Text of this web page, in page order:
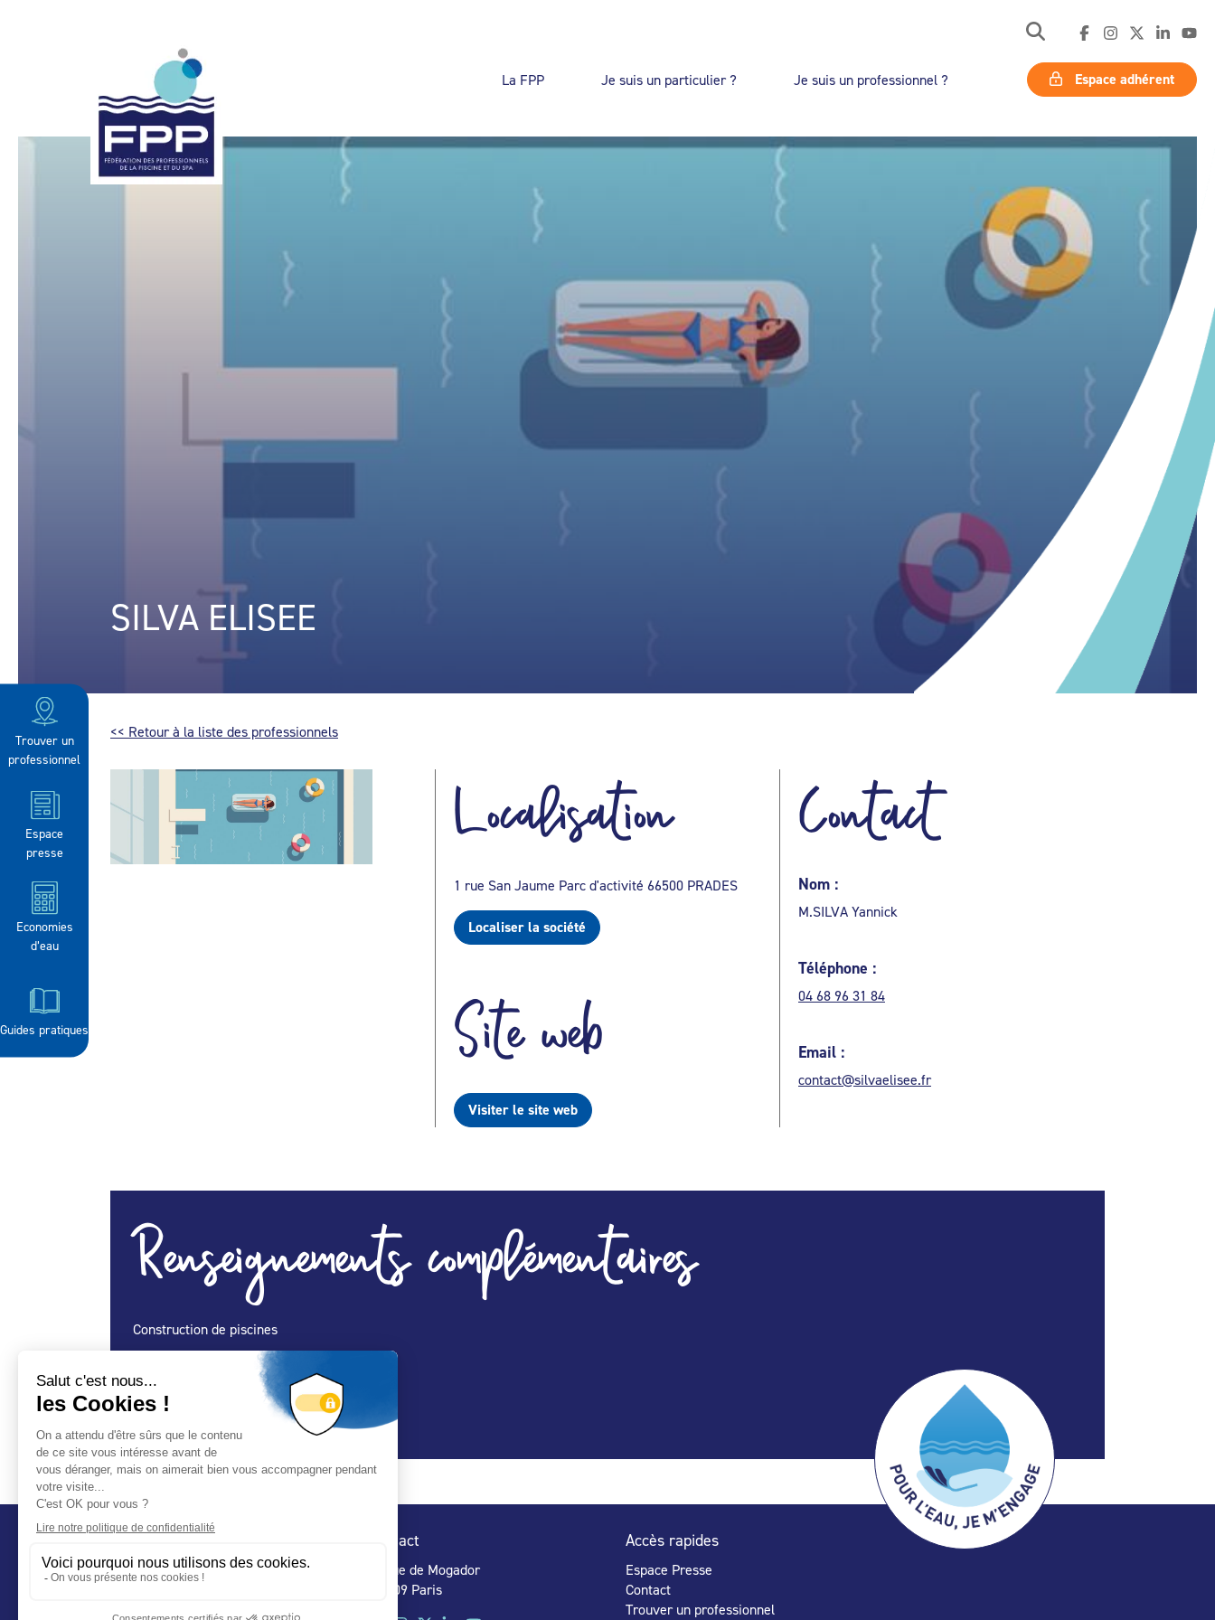
La FPP Je suis un particulier ? Je suis un professionnel ? Espace adhérent
Trouver un
professionnel
Espace
presse
Economies
d’eau
Guides pratiques
SILVA ELISEE
<< Retour à la liste des professionnels
Localisation
1 rue San Jaume Parc d'activité 66500 PRADES
Localiser la société
Site web
Visiter le site web
Contact
Nom :
M.SILVA Yannick
Téléphone :
04 68 96 31 84
Email :
contact@silvaelisee.fr
Renseignements complémentaires
Construction de piscines
Spécialité Construction :
Spécialité Entretien Maintenance :
Spécialité Spa : Oui
Contact
32 rue de Mogador
75 009 Paris
Accès rapides
Espace Presse
Contact
Trouver un professionnel